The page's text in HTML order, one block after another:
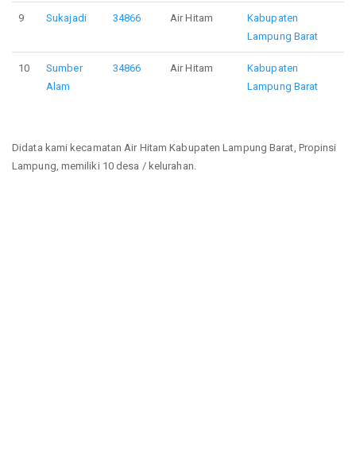
9 Sukajadi 34866 Air Hitam
Kabupaten
Lampung Barat
10
Sumber
Alam
34866 Air Hitam
Kabupaten
Lampung Barat
Didata kami kecamatan Air Hitam Kabupaten Lampung Barat, Propinsi
Lampung, memiliki 10 desa / kelurahan.